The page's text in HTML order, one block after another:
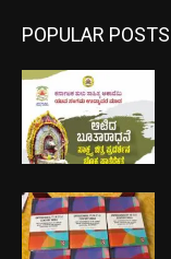
POPULAR POSTS